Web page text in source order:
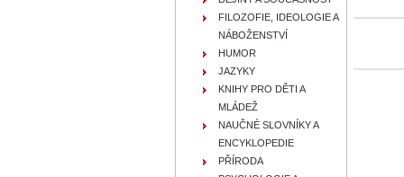
FILOZOFIE, IDEOLOGIE A
NÁBOŽENSTVÍ
HUMOR
JAZYKY
KNIHY PRO DĚTI A
MLÁDEŽ
NAUČNÉ SLOVNÍKY A
ENCYKLOPEDIE
PŘÍRODA